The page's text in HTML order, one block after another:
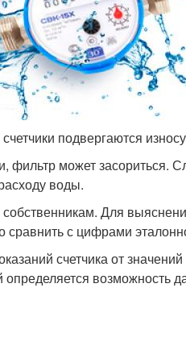
подвергаются
фильтр может засориться.
воды.
собственникам. Для
с цифрами
счетчика от значений
возможность